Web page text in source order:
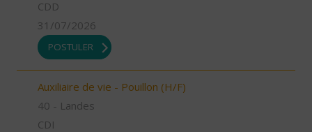
CDD
31/07/2026
POSTULER
Auxiliaire de vie - Pouillon (H/F)
40 - Landes
CDI